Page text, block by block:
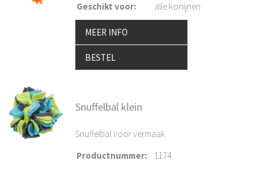
Geschikt voor: alle konijnen
MEER INFO
BESTEL
Snuffelbal klein
Snuffelbal voor vermaak
Productnummer:
1174